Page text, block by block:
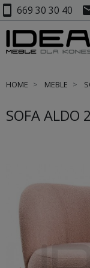
smartphone 669 30 30 40
HOME MEBLE
SOFA ALDO